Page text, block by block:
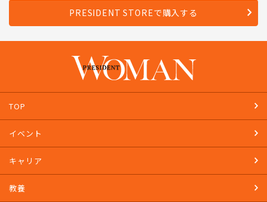
PRESIDENT STOREで購入する
TOP
イベント
キャリア
教養